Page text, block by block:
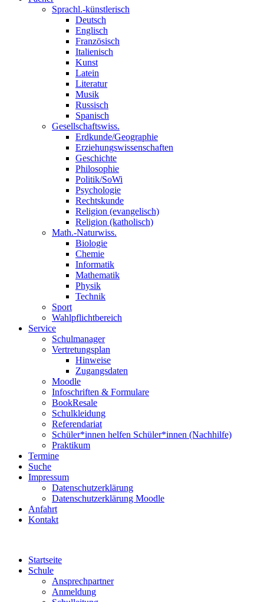
Sprachl.-künstlerisch
Deutsch
Englisch
Französisch
Italienisch
Kunst
Latein
Literatur
Musik
Russisch
Spanisch
Gesellschaftswiss.
Erdkunde/Geographie
Erziehungswissenschaften
Geschichte
Philosophie
Politik/SoWi
Psychologie
Rechtskunde
Religion (evangelisch)
Religion (katholisch)
Math.-Naturwiss.
Biologie
Chemie
Informatik
Mathematik
Physik
Technik
Sport
Wahlpflichtbereich
Service
Schulmanager
Vertretungsplan
Hinweise
Zugangsdaten
Moodle
Infoschriften & Formulare
BookResale
Schulkleidung
Referendariat
Schüler*innen helfen Schüler*innen (Nachhilfe)
Praktikum
Termine
Suche
Impressum
Datenschutzerklärung
Datenschutzerklärung Moodle
Anfahrt
Kontakt
Startseite
Schule
Ansprechpartner
Anmeldung